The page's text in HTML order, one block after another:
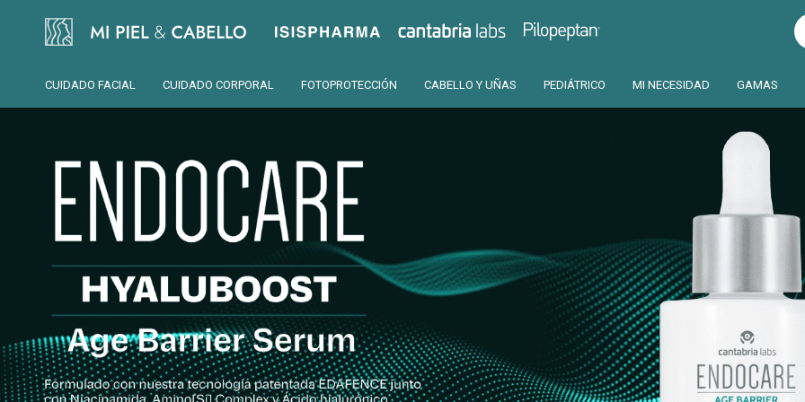
CUIDADO FACIAL CUIDADO CORPORAL FOTOPROTECCIÓN CABELLO Y UÑAS PEDIÁTRICO MI NECESIDAD GAMAS
Isispharma Cantabria Pilopeptan